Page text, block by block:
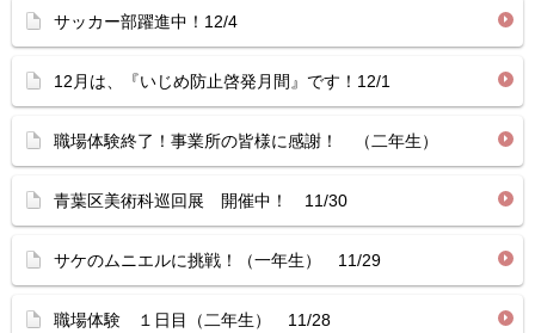
サッカー部躍進中！12/4
12月は、『いじめ防止啓発月間』です！12/1
職場体験終了！事業所の皆様に感謝！ （二年生）
青葉区美術科巡回展 開催中！ 11/30
サケのムニエルに挑戦！（一年生） 11/29
職場体験 １日目（二年生） 11/28